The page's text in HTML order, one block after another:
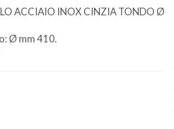
ACCIAIO INOX CINZIA TONDO Ø
Ø mm 410.